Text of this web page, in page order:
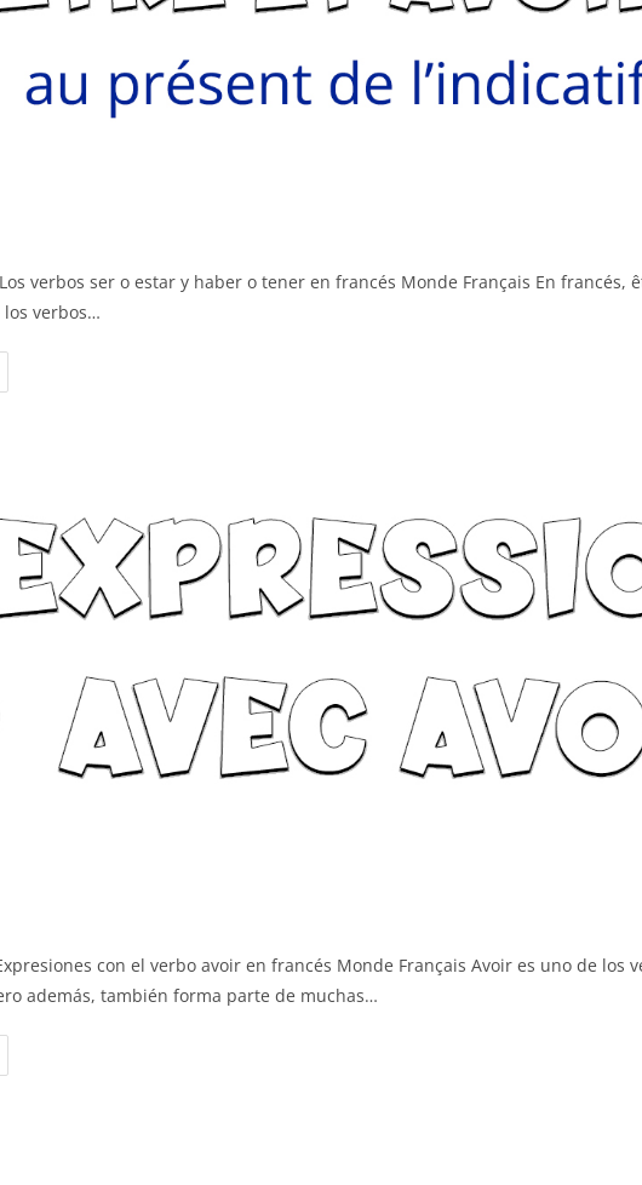
verbos ser o estar y haber o tener en francés Monde Français En francés,
verbos…
con el verbo avoir en francés Monde Français Avoir es uno de los
además, también forma parte de muchas…